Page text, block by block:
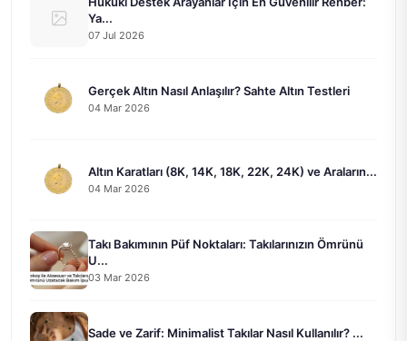
Ya...
07 Jul 2026
Gerçek Altın Nasıl Anlaşılır? Sahte Altın Testleri
04 Mar 2026
Altın Karatları (8K, 14K, 18K, 22K, 24K) ve Araların...
04 Mar 2026
Takı Bakımının Püf Noktaları: Takılarınızın Ömrünü
U...
03 Mar 2026
Sade ve Zarif: Minimalist Takılar Nasıl Kullanılır? ...